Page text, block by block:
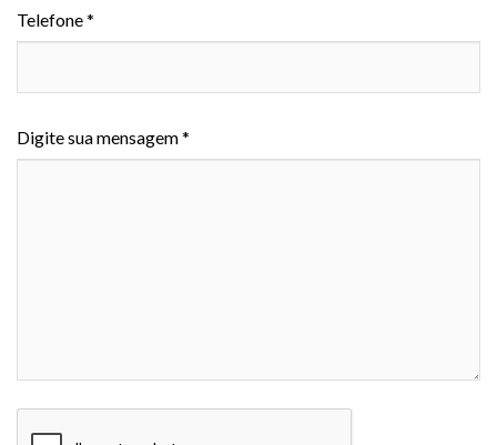
Telefone *
Digite sua mensagem *